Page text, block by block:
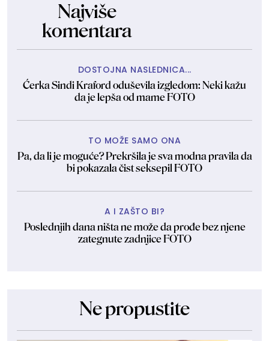
Najviše
komentara
DOSTOJNA NASLEDNICA...
Ćerka Sindi Kraford oduševila izgledom: Neki kažu
da je lepša od mame FOTO
TO MOŽE SAMO ONA
Pa, da li je moguće? Prekršila je sva modna pravila da
bi pokazala čist seksepil FOTO
A I ZAŠTO BI?
Poslednjih dana ništa ne može da prođe bez njene
zategnute zadnjice FOTO
Ne propustite